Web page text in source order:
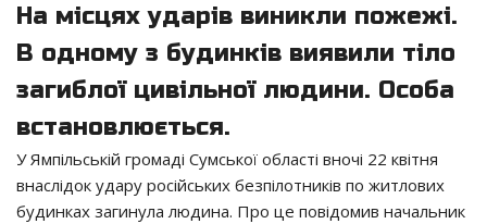
На місцях ударів виникли пожежі.
В одному з будинків виявили тіло
загиблої цивільної людини. Особа
встановлюється.
У Ямпільській громаді Сумської області вночі 22 квітня
внаслідок удару російських безпілотників по житлових
будинках загинула людина. Про це повідомив начальник